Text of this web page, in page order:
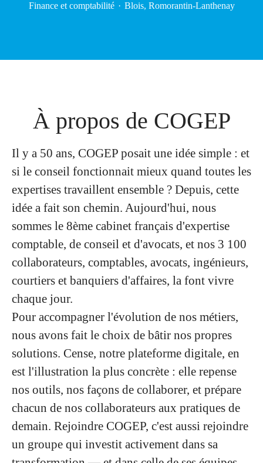
Finance et comptabilité · Blois, Romorantin-Lanthenay
À propos de COGEP
Il y a 50 ans, COGEP posait une idée simple : et
si le conseil fonctionnait mieux quand toutes les
expertises travaillent ensemble ? Depuis, cette
idée a fait son chemin. Aujourd'hui, nous
sommes le 8ème cabinet français d'expertise
comptable, de conseil et d'avocats, et nos 3 100
collaborateurs, comptables, avocats, ingénieurs,
courtiers et banquiers d'affaires, la font vivre
chaque jour.
Pour accompagner l'évolution de nos métiers,
nous avons fait le choix de bâtir nos propres
solutions. Cense, notre plateforme digitale, en
est l'illustration la plus concrète : elle repense
nos outils, nos façons de collaborer, et prépare
chacun de nos collaborateurs aux pratiques de
demain. Rejoindre COGEP, c'est aussi rejoindre
un groupe qui investit activement dans sa